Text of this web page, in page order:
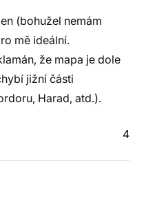
(bohužel nemám
mě ideální.
že mapa je dole
jižní části
Harad, atd.).
4